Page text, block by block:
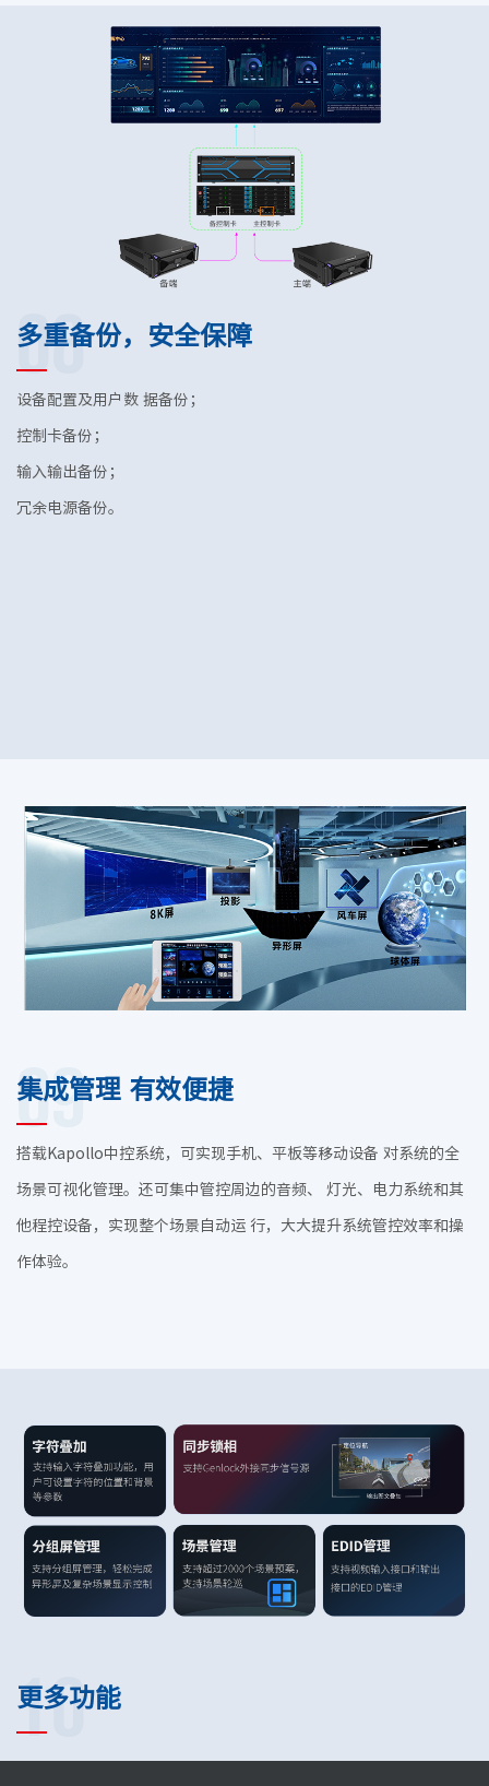
多重备份，安全保障
08
设备配置及用户数 据备份；
控制卡备份；
输入输出备份；
冗余电源备份。
集成管理 有效便捷
09
搭载Kapollo中控系统，可实现手机、平板等移动设备 对系统的全
场景可视化管理。还可集中管控周边的音频、 灯光、电力系统和其
他程控设备，实现整个场景自动运 行，大大提升系统管控效率和操
作体验。
更多功能
10